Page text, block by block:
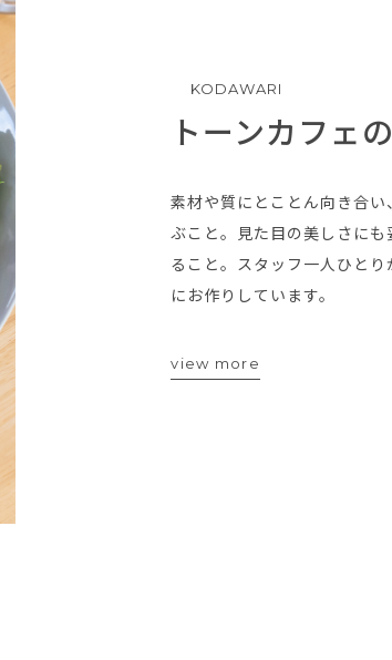
KODAWARI
トーンカフェ
素材や質にとことん向き合
ぶこと。見た目の美しさに
ること。スタッフ一人ひと
にお作りしています。
view more